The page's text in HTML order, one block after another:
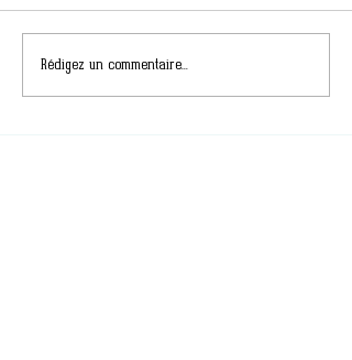
Rédigez un commentaire...